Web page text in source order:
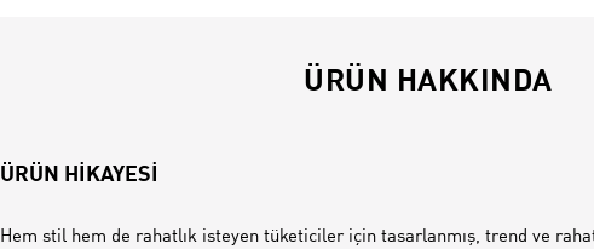
ÜRÜN HAKKINDA
ÜRÜN HİKAYESİ
Hem stil hem de rahatlık isteyen tüketiciler için tasarlanmış, trend ve